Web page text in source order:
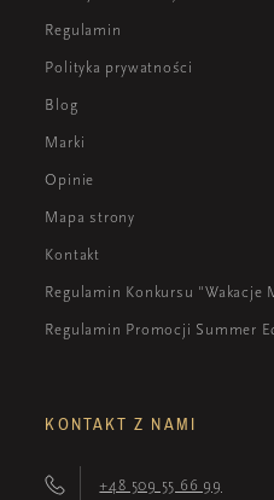
Regulamin
Polityka prywatności
Blog
Marki
Opinie
Mapa strony
Kontakt
Regulamin Konkursu "Wakacje
Regulamin Promocji Summer
KONTAKT Z NAMI
+48 509 55 66 99